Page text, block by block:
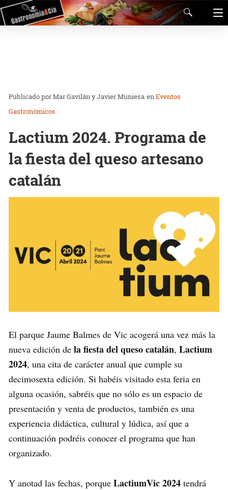
Mar Gavilán y Javier Muniesa enEventos
Gastronómicos
Lactium 2024. Programa de
la fiesta del queso artesano
catalán
El parque Jaume Balmes de Vic acogerá una vez más la
nueva edición de la fiesta del queso catalán, Lactium
2024, una cita de carácter anual que cumple su
decimosexta edición. Si habéis visitado esta feria en
alguna ocasión, sabréis que no sólo es un espacio de
presentación y venta de productos, también es una
experiencia didáctica, cultural y lúdica, así que a
continuación podréis conocer el programa que han
organizado.
Y anotad las fechas, porque LactiumVic 2024 tendrá